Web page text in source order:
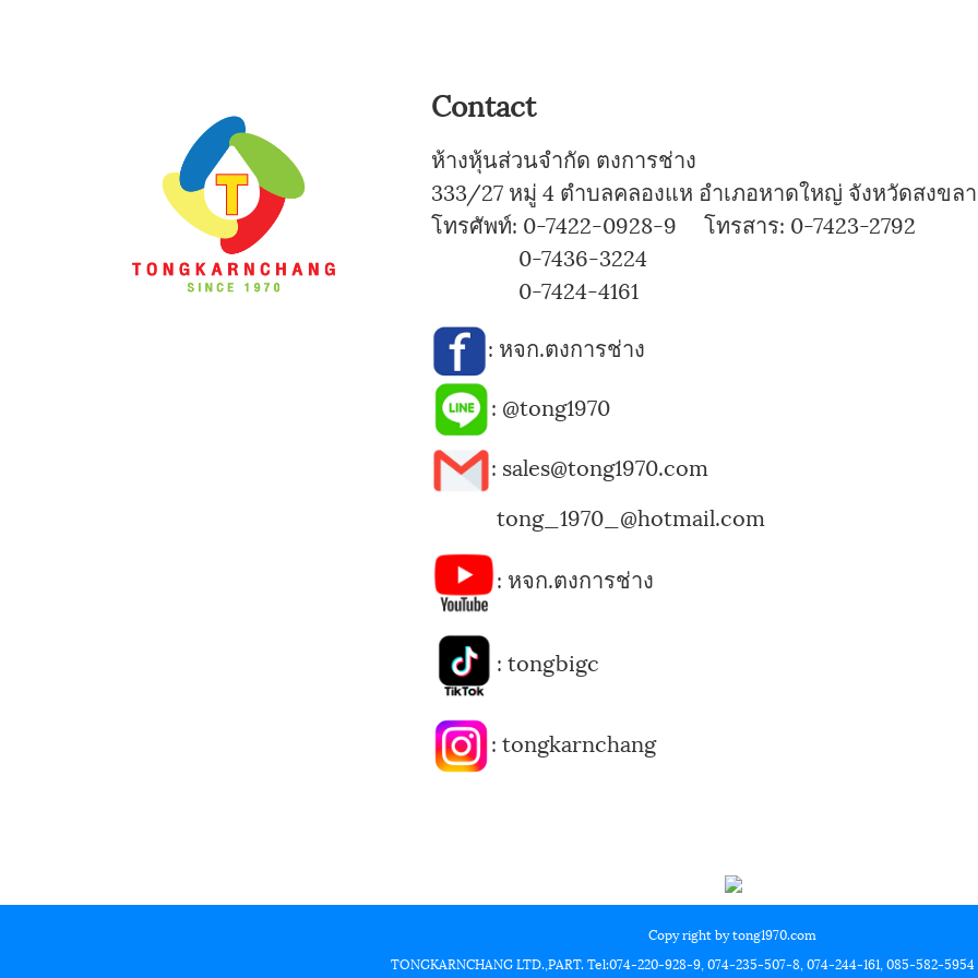
Contact
ห้างหุ้นส่วนจำกัด ตงการช่าง
333/27 หมู่ 4 ตำบลคลองแห อำเภอหาดใหญ่ จังหวัดสงขลา
โทรศัพท์: 0-7422-0928-9 โทรสาร: 0-7423-2792
0-7436-3224
0-7424-4161
: หจก.ตงการช่าง
: @tong1970
: sales@tong1970.com
tong_1970_@hotmail.com
: หจก.ตงการช่าง
: tongbigc
: tongkarnchang
Copy right by tong1970.com
TONGKARNCHANG LTD.,PART. Tel:074-220-928-9, 074-235-507-8, 074-244-161, 085-582-5954